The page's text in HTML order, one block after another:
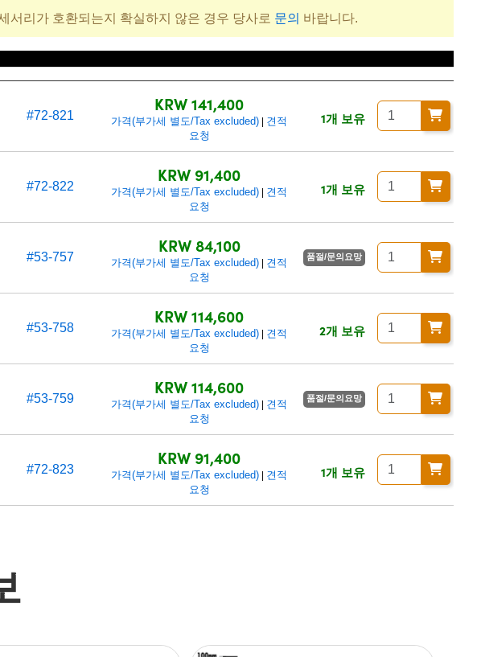
서리가 호환되는지 확실하지 않은 경우 당사로 문의 바랍니다.
#72-821
KRW 141,400
가격(부가세 별도/Tax excluded)
견적
요청
1개 보유
#72-822
KRW 91,400
가격(부가세 별도/Tax excluded)
견적
요청
1개 보유
#53-757
KRW 84,100
가격(부가세 별도/Tax excluded)
견적
요청
품절/문의요망
#53-758
KRW 114,600
가격(부가세 별도/Tax excluded)
견적
요청
2개 보유
#53-759
KRW 114,600
가격(부가세 별도/Tax excluded)
견적
요청
품절/문의요망
#72-823
KRW 91,400
가격(부가세 별도/Tax excluded)
견적
요청
1개 보유